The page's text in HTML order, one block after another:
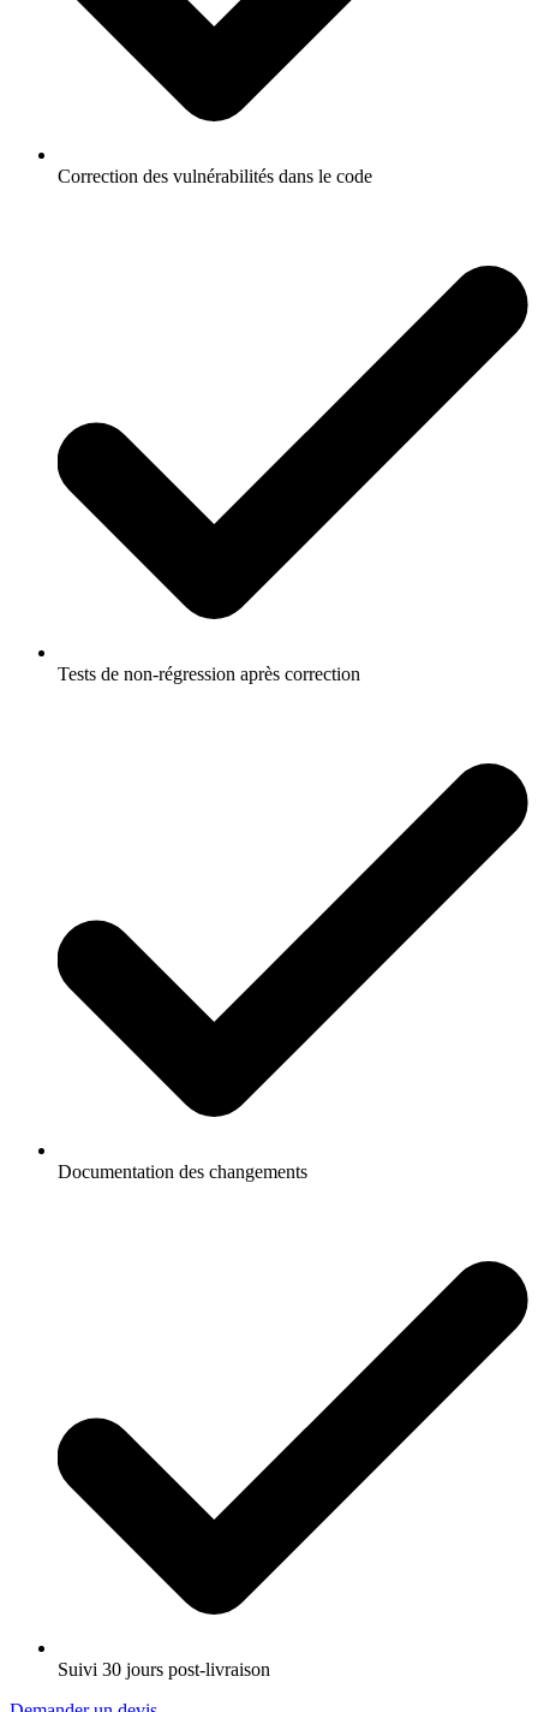
Correction des vulnérabilités dans le code
Tests de non-régression après correction
Documentation des changements
Suivi 30 jours post-livraison